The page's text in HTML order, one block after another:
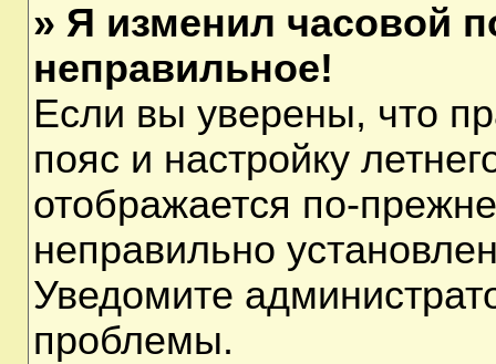
» Я изменил часовой
неправильное!
Если вы уверены, что
пояс и настройку
отображается по-
неправильно
Уведомите
проблемы.